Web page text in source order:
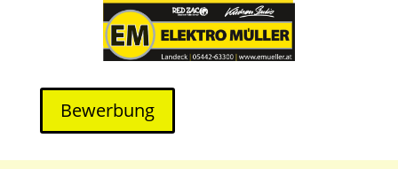
Bewerbung